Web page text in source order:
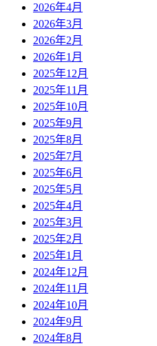
2026年4月
2026年3月
2026年2月
2026年1月
2025年12月
2025年11月
2025年10月
2025年9月
2025年8月
2025年7月
2025年6月
2025年5月
2025年4月
2025年3月
2025年2月
2025年1月
2024年12月
2024年11月
2024年10月
2024年9月
2024年8月